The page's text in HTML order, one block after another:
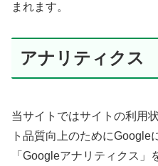
まれます。
アナリティクス
当サイトではサイトの利用
ト品質向上のためにGoogle
「Googleアナリティクス